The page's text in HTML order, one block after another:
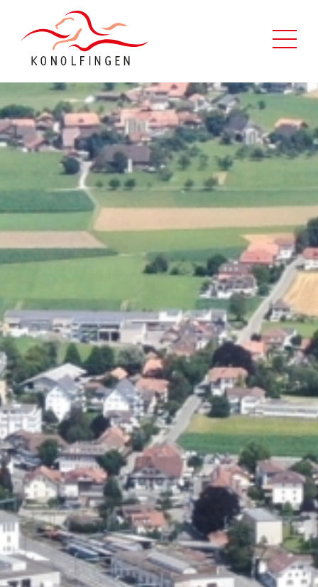
Leben in Konolfingen
Verwaltung
Kontaktformular
Über uns
Schnellzugriff
Onlineschalter
News
Veranstaltungen